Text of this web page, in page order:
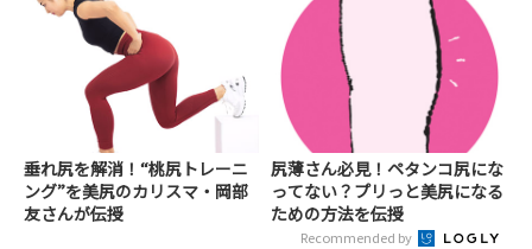
垂れ尻を解消！“桃尻トレーニ
ング”を美尻のカリスマ・岡部
友さんが伝授
尻薄さん必見！ペタンコ尻にな
ってない？プリっと美尻になる
ための方法を伝授
Recommended by